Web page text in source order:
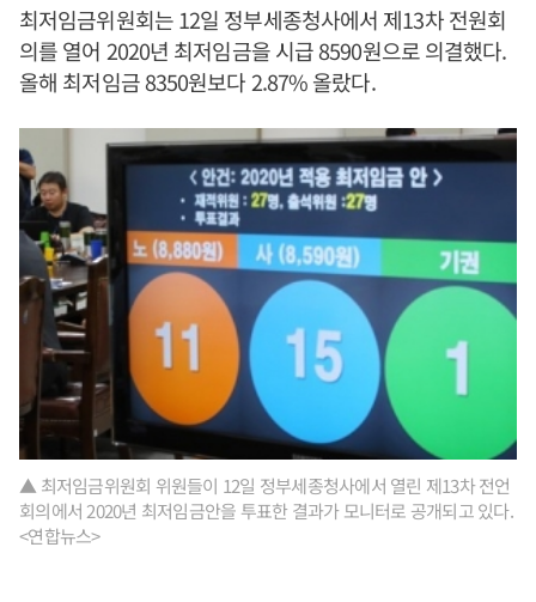
최저임금위원회는 12일 정부세종청사에서 제13차 전원회
의를 열어 2020년 최저임금을 시급 8590원으로 의결했다.
올해 최저임금 8350원보다 2.87% 올랐다.
▲ 최저임금위원회 위원들이 12일 정부세종청사에서 열린 제13차 전언
회의에서 2020년 최저임금안을 투표한 결과가 모니터로 공개되고 있다.
<연합뉴스>